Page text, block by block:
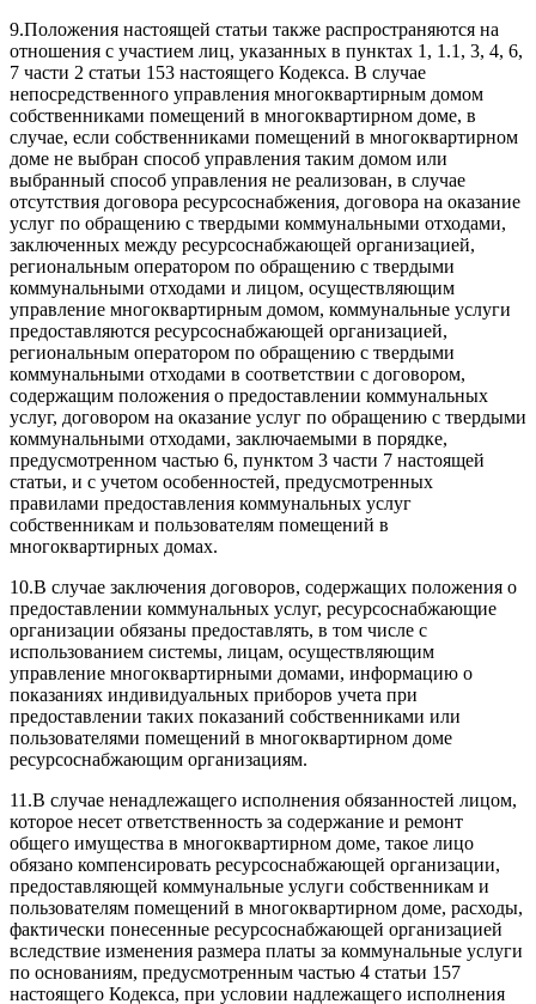
9.Положения настоящей статьи также распространяются на
отношения с участием лиц, указанных в пунктах 1, 1.1, 3, 4, 6,
7 части 2 статьи 153 настоящего Кодекса. В случае
непосредственного управления многоквартирным домом
собственниками помещений в многоквартирном доме, в
случае, если собственниками помещений в многоквартирном
доме не выбран способ управления таким домом или
выбранный способ управления не реализован, в случае
отсутствия договора ресурсоснабжения, договора на оказание
услуг по обращению с твердыми коммунальными отходами,
заключенных между ресурсоснабжающей организацией,
региональным оператором по обращению с твердыми
коммунальными отходами и лицом, осуществляющим
управление многоквартирным домом, коммунальные услуги
предоставляются ресурсоснабжающей организацией,
региональным оператором по обращению с твердыми
коммунальными отходами в соответствии с договором,
содержащим положения о предоставлении коммунальных
услуг, договором на оказание услуг по обращению с твердыми
коммунальными отходами, заключаемыми в порядке,
предусмотренном частью 6, пунктом 3 части 7 настоящей
статьи, и с учетом особенностей, предусмотренных
правилами предоставления коммунальных услуг
собственникам и пользователям помещений в
многоквартирных домах.
10.В случае заключения договоров, содержащих положения о
предоставлении коммунальных услуг, ресурсоснабжающие
организации обязаны предоставлять, в том числе с
использованием системы, лицам, осуществляющим
управление многоквартирными домами, информацию о
показаниях индивидуальных приборов учета при
предоставлении таких показаний собственниками или
пользователями помещений в многоквартирном доме
ресурсоснабжающим организациям.
11.В случае ненадлежащего исполнения обязанностей лицом,
которое несет ответственность за содержание и ремонт
общего имущества в многоквартирном доме, такое лицо
обязано компенсировать ресурсоснабжающей организации,
предоставляющей коммунальные услуги собственникам и
пользователям помещений в многоквартирном доме, расходы,
фактически понесенные ресурсоснабжающей организацией
вследствие изменения размера платы за коммунальные услуги
по основаниям, предусмотренным частью 4 статьи 157
настоящего Кодекса, при условии надлежащего исполнения